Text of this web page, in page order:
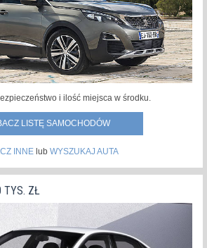
i ilość miejsca w środku.
LISTĘ SAMOCHODÓW
INNElub WYSZUKAJ AUTA
TYS. ZŁ